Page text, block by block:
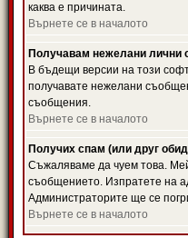
каква е причината.
Върнете се в началото
Получавам нежелани лични
В бъдещи версии на този
получавате нежелани
съобщения.
Върнете се в началото
Получих спам (или друг
Съжаляваме да чуем това.
съобщението. Изпратете на
Администраторите ще се
Върнете се в началото